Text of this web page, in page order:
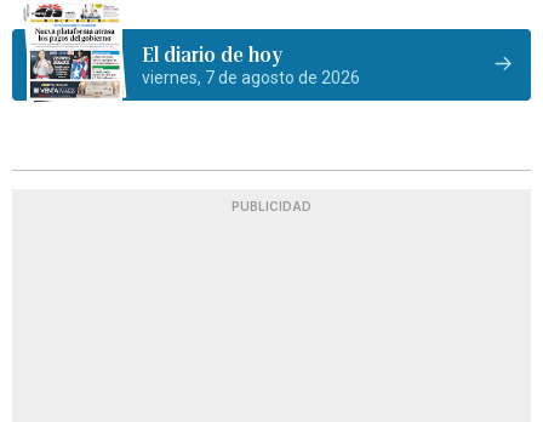
El diario de hoy
viernes, 7 de agosto de 2026
PUBLICIDAD